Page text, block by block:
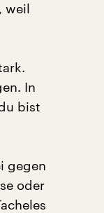
weil
In
bist
gegen
oder